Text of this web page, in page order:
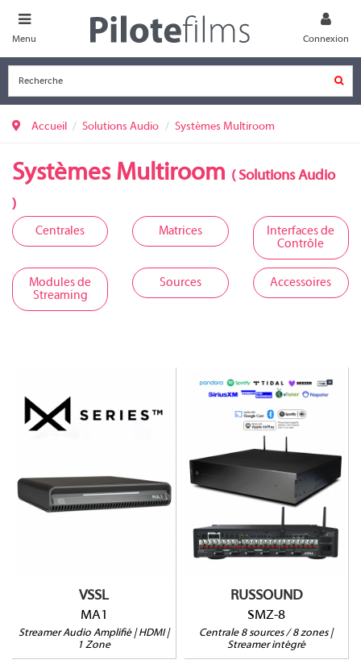
Menu Connexion
Accueil Solutions Audio Systèmes Multiroom
Systèmes Multiroom (Solutions Audio
)
Centrales Matrices
Interfaces de
Contrôle
Modules de
Streaming
Sources Accessoires
VSSL
MA1
Streamer Audio Amplifié | HDMI |
1 Zone
125W@8Ω | 200W@4Ω
Connecteurs HP / Sub
RUSSOUND
SMZ-8
Centrale 8 sources / 8 zones |
Streamer intégré
SMZ-8
8 zones / 8 sources
Streamer intégré
6 zones amplifiées
Jusqu'à 48 zones
Entrées USB-C et